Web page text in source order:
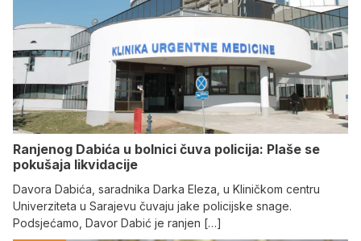
Ranjenog Dabića u bolnici čuva policija: Plaše se
pokušaja likvidacije
Davora Dabića, saradnika Darka Eleza, u Kliničkom centru
Univerziteta u Sarajevu čuvaju jake policijske snage.
Podsjećamo, Davor Dabić je ranjen […]